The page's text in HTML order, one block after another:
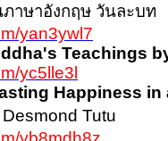
าษาอังกฤษ วันละบท
yan3ywl7
Teachings
yc5lle3l
Happiness in
Tutu